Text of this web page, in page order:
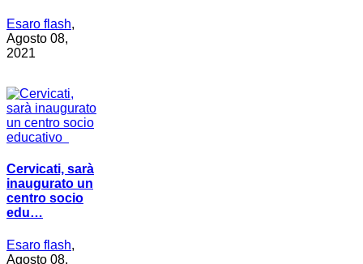
Esaro flash,
Agosto 08,
2021
Cervicati, sarà
inaugurato un
centro socio
edu…
Esaro flash,
Agosto 08,